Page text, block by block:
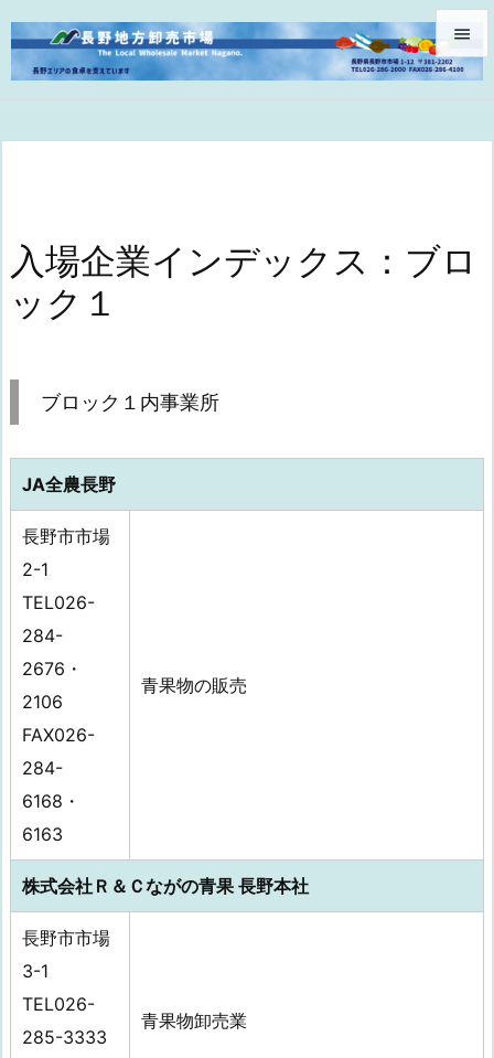




次へ
入場企業インデックス：ブロ
ック１
ブロック１内事業所
JA全農長野
長野市市場
2-1
TEL026-
284-
2676・
2106
FAX026-
284-
6168・
6163
青果物の販売
株式会社Ｒ＆Ｃながの青果 長野本社
長野市市場
3-1
TEL026-
285-3333
青果物卸売業